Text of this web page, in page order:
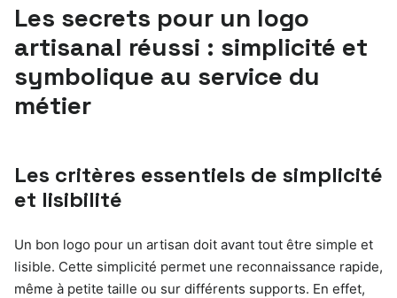
Les secrets pour un logo
artisanal réussi : simplicité et
symbolique au service du
métier
Les critères essentiels de simplicité
et lisibilité
Un bon logo pour un artisan doit avant tout être simple et
lisible. Cette simplicité permet une reconnaissance rapide,
même à petite taille ou sur différents supports. En effet,